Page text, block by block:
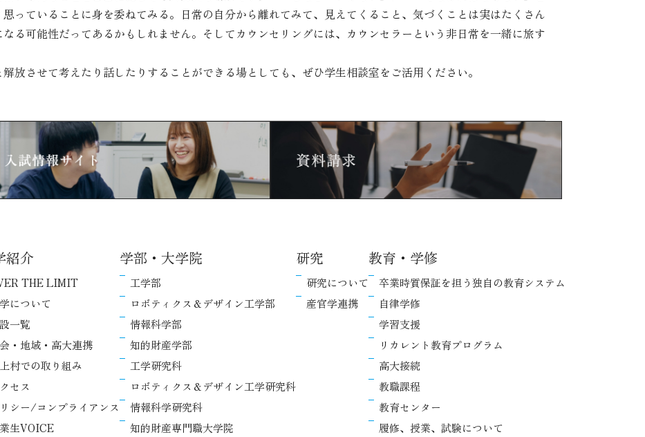
っていることに身を委ねてみる。日常の自分から離れてみて、見えてくること、気づくことは実はたくさん
る可能性だってあるかもしれません。そしてカウンセリングには、カウンセラーという非日常を一緒に旅す
放させて考えたり話したりすることができる場としても、ぜひ学生相談室をご活用ください。
紹介
THE LIMIT
について
一覧
・地域・高大連携
村での取り組み
セス
シー/コンプライアンス
生VOICE
学部・大学院
工学部
ロボティクス＆デザイン工学部
情報科学部
知的財産学部
工学研究科
ロボティクス＆デザイン工学研究科
情報科学研究科
知的財産専門職大学院
研究
研究について
産官学連携
教育・学修
卒業時質保証を担う独自の教育システム
自律学修
学習支援
リカレント教育プログラム
高大接続
教職課程
教育センター
履修、授業、試験について